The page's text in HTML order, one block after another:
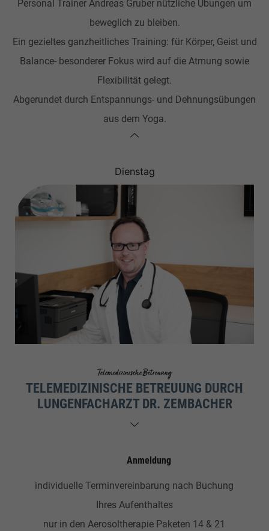
Personal Trainer Andreas Gruber nützliche Übungen um
beweglich zu bleiben.
Ein gezieltes ganzheitliches Training: für Körper, Geist und
Balance- besonderer Fokus wird auf die Atmung sowie
Flexibilität gelegt.
Abgerundet durch Entspannungs- und Dehnungsübungen
aus dem Yoga.
Dienstag
Telemedizinische Betreuung
TELEMEDIZINISCHE BETREUUNG DURCH
LUNGENFACHARZT DR. ZEMBACHER
Anmeldung
individuelle Terminvereinbarung nach Buchung
Ihres Aufenthaltes
nur in den Aerosoltherapie Paketen 14 & 21